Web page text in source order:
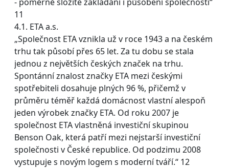
11
4.1. ETA a.s.
„Společnost ETA vznikla už v roce 1943 a na českém
trhu tak působí přes 65 let. Za tu dobu se stala
jednou z největších českých značek na trhu.
Spontánní znalost značky ETA mezi českými
spotřebiteli dosahuje plných 96 %, přičemž v
průměru téměř každá domácnost vlastní alespoň
jeden výrobek značky ETA. Od roku 2007 je
společnost ETA vlastněná investiční skupinou
Benson Oak, která patří mezi nejstarší investiční
společnosti v České republice. Od podzimu 2008
vystupuje s novým logem s moderní tváří.“ 12